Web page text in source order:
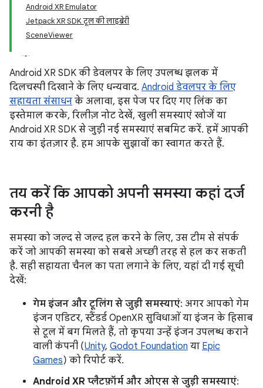
Android XR Emulator
Jetpack XR SDK टूल की लाइब्रेरी
SceneViewer
Android XR SDK की डेवलपर के लिए उपलब्ध झलक में
दिलचस्पी दिखाने के लिए धन्यवाद. Android डेवलपर के लिए
सहायता संसाधन के अलावा, इस पेज पर दिए गए लिंक का
इस्तेमाल करके, रिलीज़ नोट देखें, खुली समस्याएं खोजें या
Android XR SDK से जुड़ी नई समस्याएं सबमिट करें. हमें आपकी
राय का इंतज़ार है. हम आपके सुझावों का स्वागत करते हैं.
तय करें कि आपको अपनी समस्या कहां दर्ज
करनी है
समस्या को जल्द से जल्द हल करने के लिए, उस टीम से संपर्क
करें जो आपकी समस्या को सबसे अच्छी तरह से हल कर सकती
है. सही सहायता चैनल का पता लगाने के लिए, यहां दी गई सूची
देखें:
गेम इंजन और टूलिंग से जुड़ी समस्याएं: अगर आपको गेम
इंजन एडिटर, स्टैंडर्ड OpenXR सुविधाओं या इंजन के हिसाब
से टूल में बग मिलते हैं, तो कृपया उन्हें इंजन उपलब्ध कराने
वाली कंपनी (Unity, Godot Foundation या Epic
Games) को रिपोर्ट करें.
Android XR प्लैटफ़ॉर्म और ओएस से जुड़ी समस्याएं: